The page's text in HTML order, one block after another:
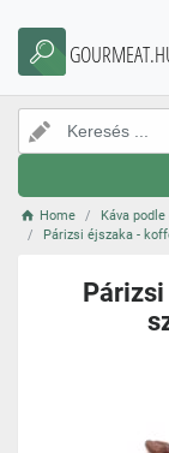
Home Káva podle
Párizsi éjszaka -